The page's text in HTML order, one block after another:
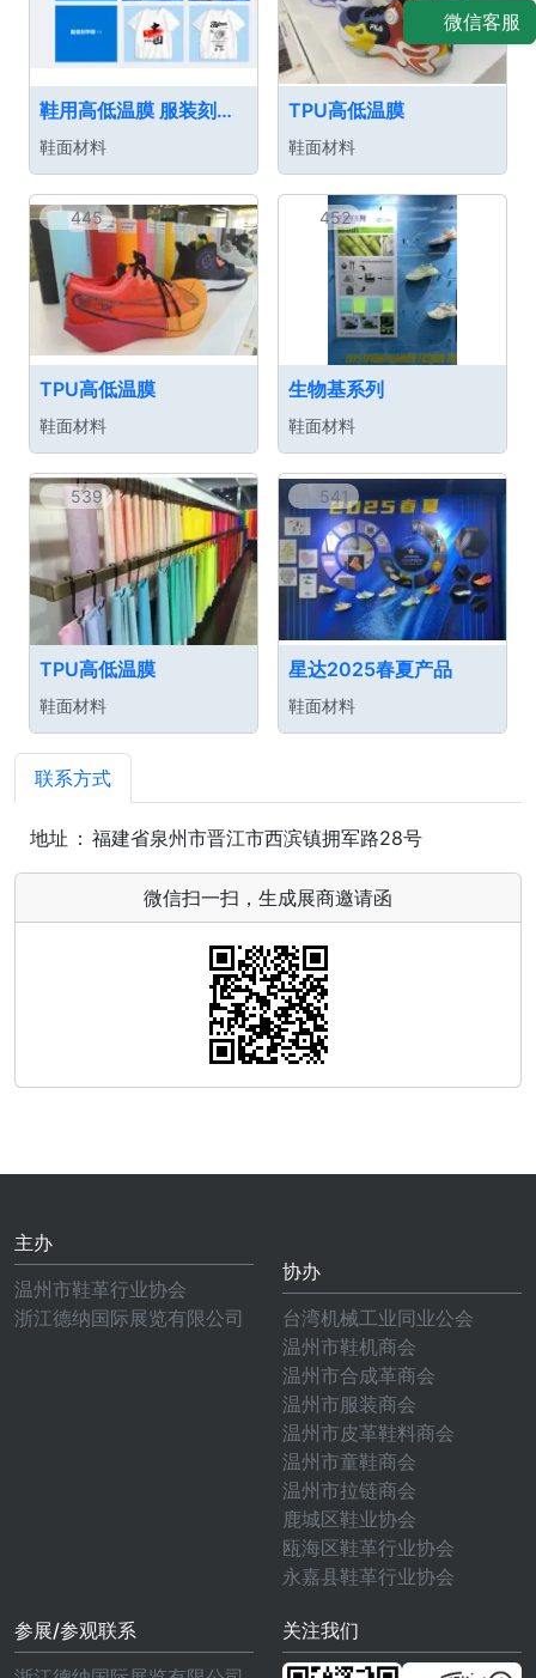
鞋用高低温膜 服装刻字膜
鞋面材料
TPU高低温膜
鞋面材料
445
TPU高低温膜
鞋面材料
452
生物基系列
鞋面材料
539
TPU高低温膜
鞋面材料
541
星达2025春夏产品
鞋面材料
联系方式
地址 ： 福建省泉州市晋江市西滨镇拥军路28号
微信扫一扫，生成展商邀请函
主办
温州市鞋革行业协会
浙江德纳国际展览有限公司
协办
台湾机械工业同业公会
温州市鞋机商会
温州市合成革商会
温州市服装商会
温州市皮革鞋料商会
温州市童鞋商会
温州市拉链商会
鹿城区鞋业协会
瓯海区鞋革行业协会
永嘉县鞋革行业协会
参展/参观联系
关注我们
微信客服